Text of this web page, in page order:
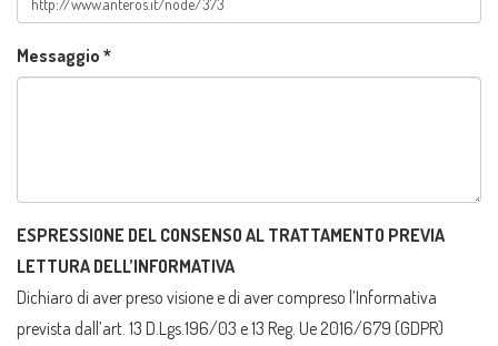
Messaggio *
ESPRESSIONE DEL CONSENSO AL TRATTAMENTO PREVIA
LETTURA DELL’INFORMATIVA
Dichiaro di aver preso visione e di aver compreso l’Informativa
prevista dall’art. 13 D.Lgs.196/03 e 13 Reg. Ue 2016/679 (GDPR)